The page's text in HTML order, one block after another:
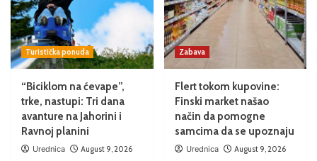
Turistička ponuda
“Biciklom na ćevape”,
trke, nastupi: Tri dana
avanture na Jahorini i
Ravnoj planini
Urednica August 9, 2026
Zabava
Flert tokom kupovine:
Finski market našao
način da pomogne
samcima da se upoznaju
Urednica August 9, 2026